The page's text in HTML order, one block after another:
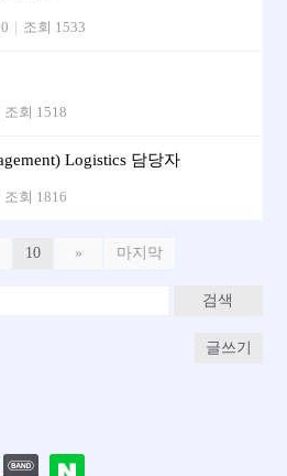
| 조회 1533
조회 1518
Logistics 담당자
조회 1816
10 » 마지막
검색
글쓰기